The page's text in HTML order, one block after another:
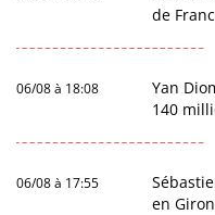
de
06/08 à 18:08
Yan
140
06/08 à 17:55
en